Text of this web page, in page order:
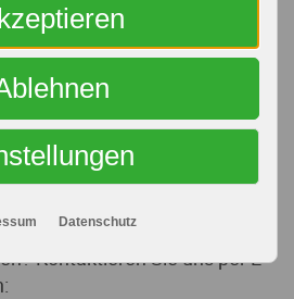
Kontaktieren Sie uns per E-
Datenschutz